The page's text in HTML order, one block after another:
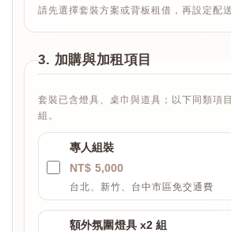
請先選擇套裝方案或背板租借，再設定配送
3. 加購與加租項目
套裝已含燈具、桌巾與道具；以下同類項
組。
專人組裝
NT$ 5,000
台北、新竹、台中市區免交通費
額外氛圍燈具 x2 組